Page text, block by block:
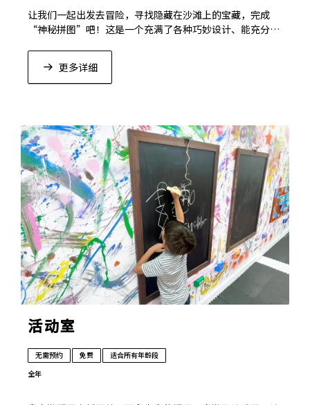
让我们一起出发去冒险，寻找隐藏在沙滩上的宝藏，完成
“神秘拼图”吧！这是一个充满了各种巧妙设计、能充分激
更多详细
活动室
无需预约 免费
适合所有年龄段
全年